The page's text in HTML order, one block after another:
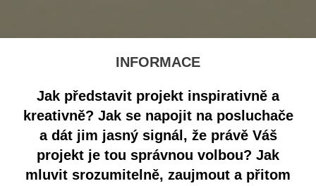
INFORMACE
Jak představit projekt inspirativně a
kreativně? Jak se napojit na posluchače
a dát jim jasný signál, že právě Váš
projekt je tou správnou volbou? Jak
mluvit srozumitelně, zaujmout a přitom